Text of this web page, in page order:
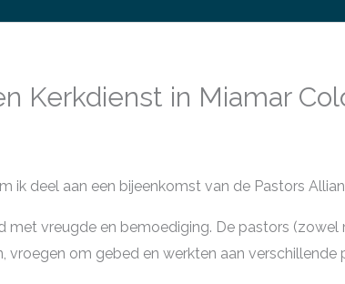
Kerkdienst in Miamar
ik deel aan een bijeenkomst van de Pastors
met vreugde en bemoediging. De pastors
vroegen om gebed en werkten aan verschillende